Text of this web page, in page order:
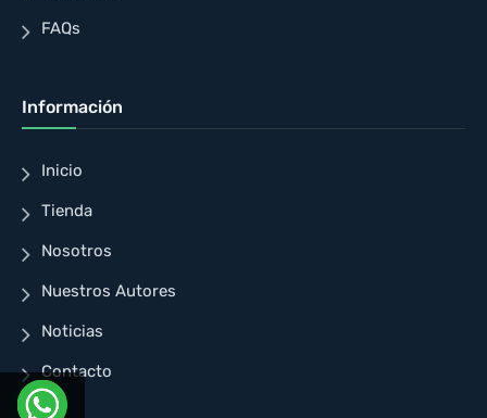
FAQs
Información
Inicio
Tienda
Nosotros
Nuestros Autores
Noticias
Contacto